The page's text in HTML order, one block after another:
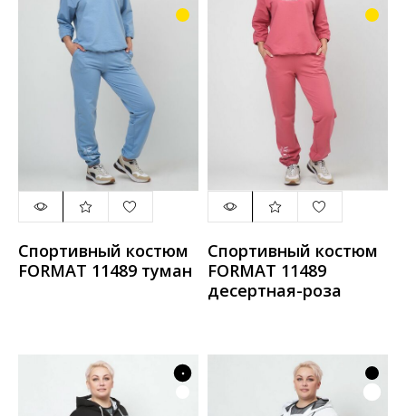
Спортивный костюм
FORMAT 11489 туман
Спортивный костюм
FORMAT 11489
десертная-роза